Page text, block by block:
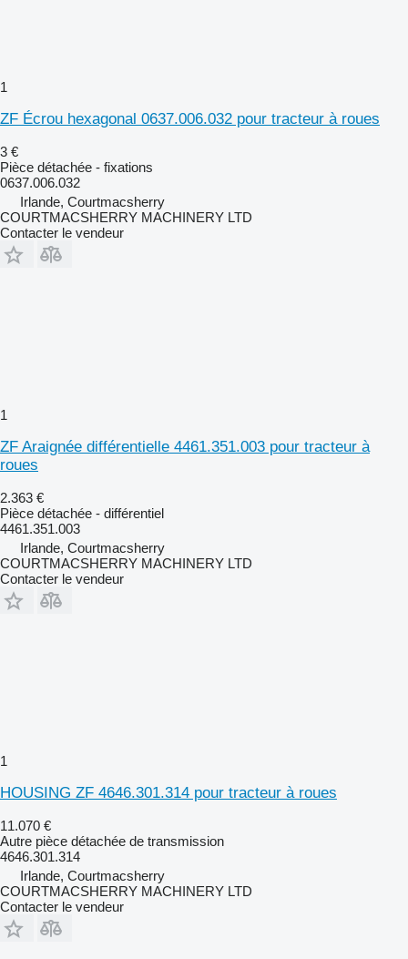
1
ZF Écrou hexagonal 0637.006.032 pour tracteur à roues
3 €
Pièce détachée - fixations
0637.006.032
Irlande, Courtmacsherry
COURTMACSHERRY MACHINERY LTD
Contacter le vendeur
1
ZF Araignée différentielle 4461.351.003 pour tracteur à
roues
2.363 €
Pièce détachée - différentiel
4461.351.003
Irlande, Courtmacsherry
COURTMACSHERRY MACHINERY LTD
Contacter le vendeur
1
HOUSING ZF 4646.301.314 pour tracteur à roues
11.070 €
Autre pièce détachée de transmission
4646.301.314
Irlande, Courtmacsherry
COURTMACSHERRY MACHINERY LTD
Contacter le vendeur